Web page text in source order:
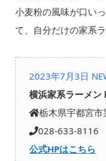
小麦粉の風味が口い
て、自分だけの家系
2023年7月3日
横浜家系ラーメン
栃木県宇都宮
028-633-8116
公式HPはこちら